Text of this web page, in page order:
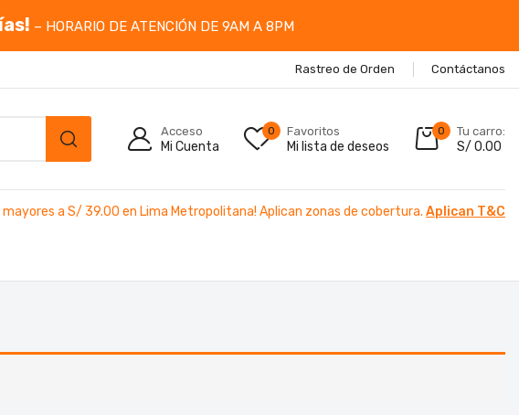
– HORARIO DE ATENCIÓN DE 9AM A 8PM
Rastreo de Orden Contáctanos
Acceso
Mi Cuenta
0 Favoritos
Mi lista de deseos
0 Tu carro:
S/ 0.00
mayores a S/ 39.00 en Lima Metropolitana! Aplican zonas de cobertura. Aplican T&C